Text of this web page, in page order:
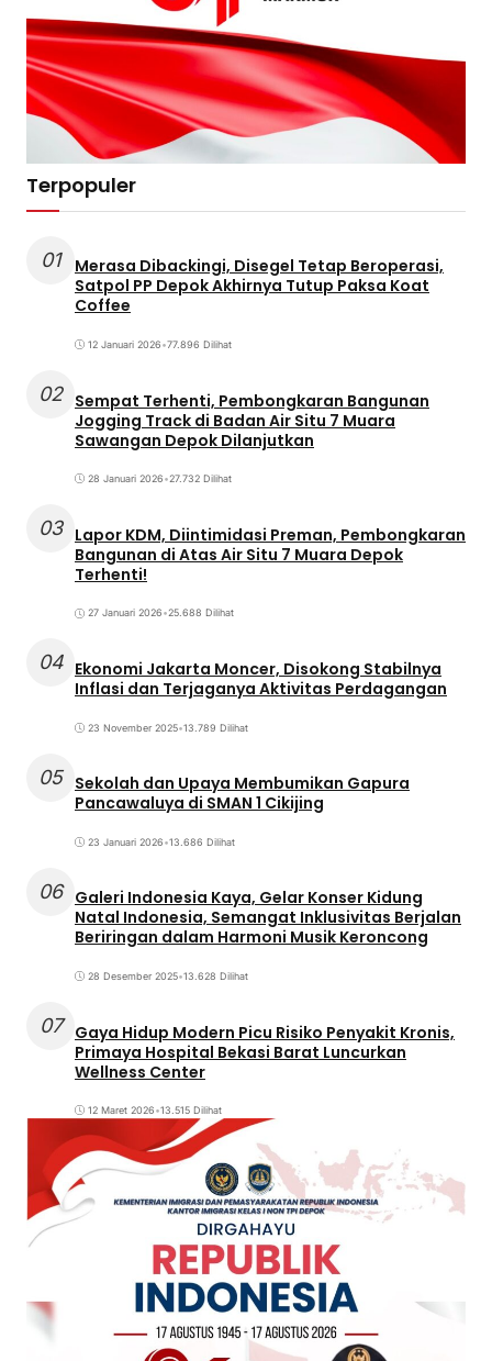
Terpopuler
01
Merasa Dibackingi, Disegel Tetap Beroperasi,
Satpol PP Depok Akhirnya Tutup Paksa Koat
Coffee
12 Januari 2026•77.896 Dilihat
02 Sempat Terhenti, Pembongkaran Bangunan
Jogging Track di Badan Air Situ 7 Muara
Sawangan Depok Dilanjutkan
28 Januari 2026•27.732 Dilihat
03 Lapor KDM, Diintimidasi Preman, Pembongkaran
Bangunan di Atas Air Situ 7 Muara Depok
Terhenti!
27 Januari 2026•25.688 Dilihat
04 Ekonomi Jakarta Moncer, Disokong Stabilnya
Inflasi dan Terjaganya Aktivitas Perdagangan
23 November 2025•13.789 Dilihat
05 Sekolah dan Upaya Membumikan Gapura
Pancawaluya di SMAN 1 Cikijing
23 Januari 2026•13.686 Dilihat
06 Galeri Indonesia Kaya, Gelar Konser Kidung
Natal Indonesia, Semangat Inklusivitas Berjalan
Beriringan dalam Harmoni Musik Keroncong
28 Desember 2025•13.628 Dilihat
07
Gaya Hidup Modern Picu Risiko Penyakit Kronis,
Primaya Hospital Bekasi Barat Luncurkan
Wellness Center
12 Maret 2026•13.515 Dilihat